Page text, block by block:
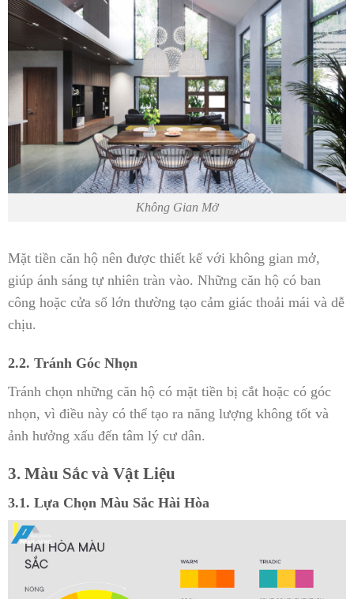
Không Gian Mở
Mặt tiền căn hộ nên được thiết kế với không gian mở,
giúp ánh sáng tự nhiên tràn vào. Những căn hộ có ban
công hoặc cửa sổ lớn thường tạo cảm giác thoải mái và dễ
chịu.
2.2. Tránh Góc Nhọn
Tránh chọn những căn hộ có mặt tiền bị cắt hoặc có góc
nhọn, vì điều này có thể tạo ra năng lượng không tốt và
ảnh hưởng xấu đến tâm lý cư dân.
3. Màu Sắc và Vật Liệu
3.1. Lựa Chọn Màu Sắc Hài Hòa